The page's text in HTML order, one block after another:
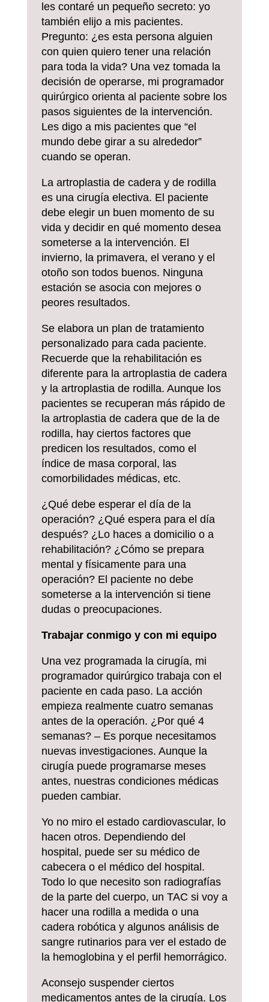
les contaré un pequeño secreto: yo
también elijo a mis pacientes.
Pregunto: ¿es esta persona alguien
con quien quiero tener una relación
para toda la vida? Una vez tomada la
decisión de operarse, mi programador
quirúrgico orienta al paciente sobre los
pasos siguientes de la intervención.
Les digo a mis pacientes que “el
mundo debe girar a su alrededor”
cuando se operan.
La artroplastia de cadera y de rodilla
es una cirugía electiva. El paciente
debe elegir un buen momento de su
vida y decidir en qué momento desea
someterse a la intervención. El
invierno, la primavera, el verano y el
otoño son todos buenos. Ninguna
estación se asocia con mejores o
peores resultados.
Se elabora un plan de tratamiento
personalizado para cada paciente.
Recuerde que la rehabilitación es
diferente para la artroplastia de cadera
y la artroplastia de rodilla. Aunque los
pacientes se recuperan más rápido de
la artroplastia de cadera que de la de
rodilla, hay ciertos factores que
predicen los resultados, como el
índice de masa corporal, las
comorbilidades médicas, etc.
¿Qué debe esperar el día de la
operación? ¿Qué espera para el día
después? ¿Lo haces a domicilio o a
rehabilitación? ¿Cómo se prepara
mental y físicamente para una
operación? El paciente no debe
someterse a la intervención si tiene
dudas o preocupaciones.
Trabajar conmigo y con mi equipo
Una vez programada la cirugía, mi
programador quirúrgico trabaja con el
paciente en cada paso. La acción
empieza realmente cuatro semanas
antes de la operación. ¿Por qué 4
semanas? – Es porque necesitamos
nuevas investigaciones. Aunque la
cirugía puede programarse meses
antes, nuestras condiciones médicas
pueden cambiar.
Yo no miro el estado cardiovascular, lo
hacen otros. Dependiendo del
hospital, puede ser su médico de
cabecera o el médico del hospital.
Todo lo que necesito son radiografías
de la parte del cuerpo, un TAC si voy a
hacer una rodilla a medida o una
cadera robótica y algunos análisis de
sangre rutinarios para ver el estado de
la hemoglobina y el perfil hemorrágico.
Aconsejo suspender ciertos
medicamentos antes de la cirugía. Los